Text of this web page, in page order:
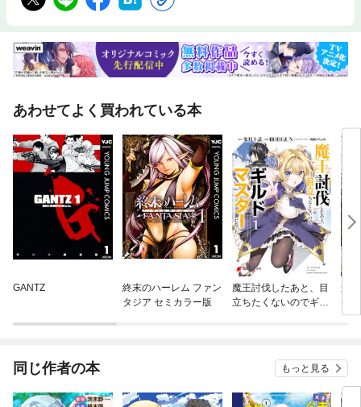
あわせてよく買われている本
GANTZ
終末のハーレム ファン
タジア セミカラー版
魔王討伐したあと、目
立ちたくないのでギル
追
は
る
同じ作者の本 もっと見る